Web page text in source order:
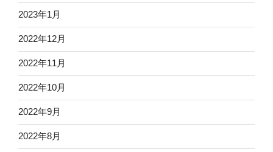
2023年1月
2022年12月
2022年11月
2022年10月
2022年9月
2022年8月